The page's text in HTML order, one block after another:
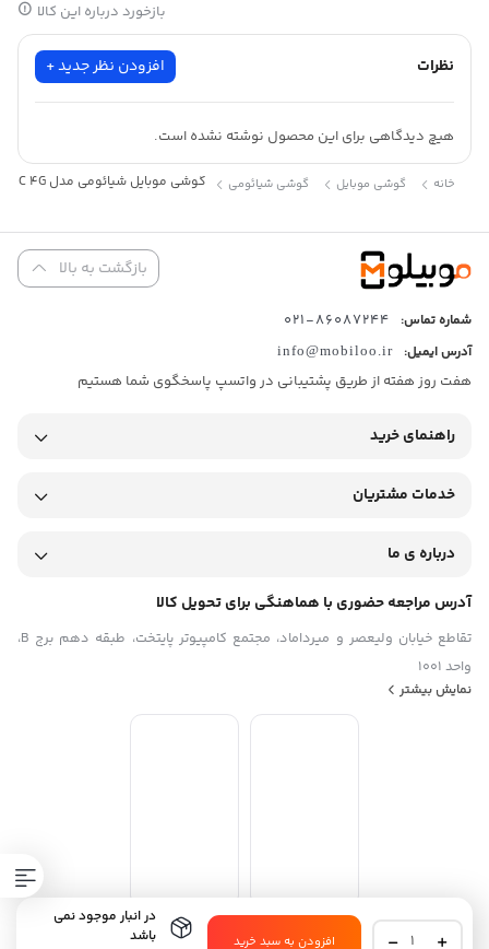
در انبار موجود نمی
باشد
گوشی افزودن به سبد خرید
بازخورد درباره این کالا
نظرات افزودن نظر جدید +
هیچ دیدگاهی برای این محصول نوشته نشده است.
خانه گوشی موبایل گوشی شیائومی گوشی موبايل شیائومی مدل Redmi 14C 4G ظرفیت 128 گیگابایت رم 6 گیگابایت
بازگشت به بالا
شماره تماس: 86087244-021
آدرس ایمیل: info@mobiloo.ir
هفت روز هفته از طریق پشتیبانی در واتسپ پاسخگوی شما هستیم
راهنمای خرید
خدمات مشتریان
درباره ی ما
آدرس مراجعه حضوری با هماهنگی برای تحویل کالا
تقاطع خیابان ولیعصر و میرداماد، مجتمع کامپیوتر پایتخت، طبقه دهم برج B،
واحد 1001
نمایش بیشتر
استفاده از مطالب فروشگاه اینترنتی موبیلو فقط برای مقاصد غیرتجاری و با ذکر